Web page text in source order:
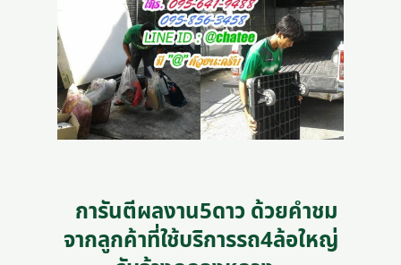
การันตีผลงาน5ดาว ด้วยคำชม
จากลูกค้าที่ใช้บริการรถ4ล้อใหญ่